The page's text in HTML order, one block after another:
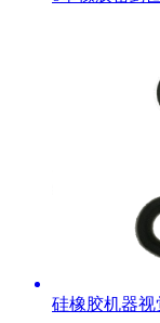
硅橡胶机器视